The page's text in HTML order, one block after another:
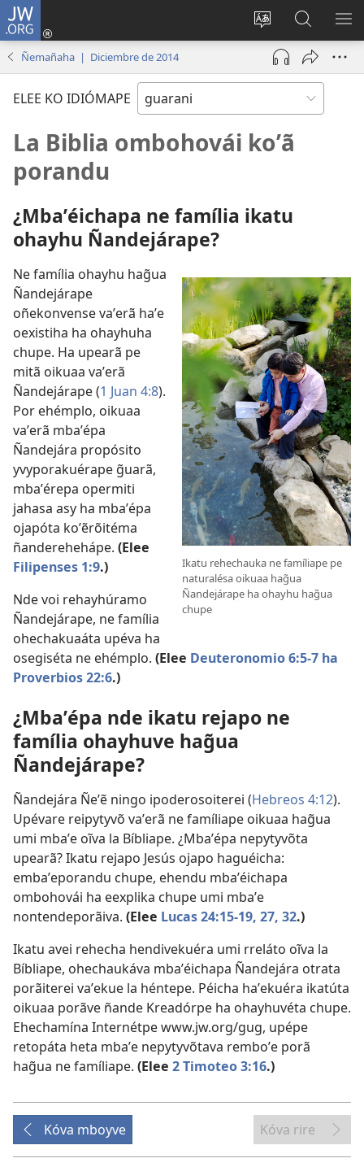
JW.ORG
Ekambia
ótro
idiómape
Emoñepyrũ
ne
sesión
(abre
una
Eheka
JW.ORG
Ñemañaha | Diciembre de 2014
ELEE KO IDIÓMAPE
La Biblia ombohovái koʼã
porandu
¿Mbaʼéichapa ne família ikatu
ohayhu Ñandejárape?
Ikatu rehechauka ne famíliape pe
naturalésa oikuaa hag̃ua
Ñandejárape ha ohayhu hag̃ua
chupe
Ne família ohayhu hag̃ua
Ñandejárape
oñekonvense vaʼerã haʼe
oexistiha ha ohayhuha
chupe. Ha upearã pe
mitã oikuaa vaʼerã
Ñandejárape (1 Juan 4:8).
Por ehémplo, oikuaa
vaʼerã mbaʼépa
Ñandejára propósito
yvyporakuérape g̃uarã,
mbaʼérepa opermiti
jahasa asy ha mbaʼépa
ojapóta koʼẽrõitéma
ñanderehehápe. (Elee
Filipenses 1:9.)
Nde voi rehayhúramo
Ñandejárape, ne família
ohechakuaáta upéva ha
osegiséta ne ehémplo. (Elee Deuteronomio 6:5-7 ha
Proverbios 22:6.)
¿Mbaʼépa nde ikatu rejapo ne
família ohayhuve hag̃ua
Ñandejárape?
Ñandejára Ñeʼẽ ningo ipoderosoiterei (Hebreos 4:12).
Upévare reipytyvõ vaʼerã ne famíliape oikuaa hag̃ua
umi mbaʼe oĩva la Bíbliape. ¿Mbaʼépa nepytyvõta
upearã? Ikatu rejapo Jesús ojapo haguéicha:
embaʼeporandu chupe, ehendu mbaʼéichapa
ombohovái ha eexplika chupe umi mbaʼe
nontendeporãiva. (Elee Lucas 24:15-19, 27, 32.)
Ikatu avei rehecha hendivekuéra umi rreláto oĩva la
Bíbliape, ohechaukáva mbaʼéichapa Ñandejára otrata
porãiterei vaʼekue la héntepe. Péicha haʼekuéra ikatúta
oikuaa porãve ñande Kreadórpe ha ohayhuvéta chupe.
Ehechamína Internétpe www.jw.org/gug, upépe
retopáta heta mbaʼe nepytyvõtava remboʼe porã
hag̃ua ne famíliape. (Elee 2 Timoteo 3:16.)
Kóva mboyve Kóva rire